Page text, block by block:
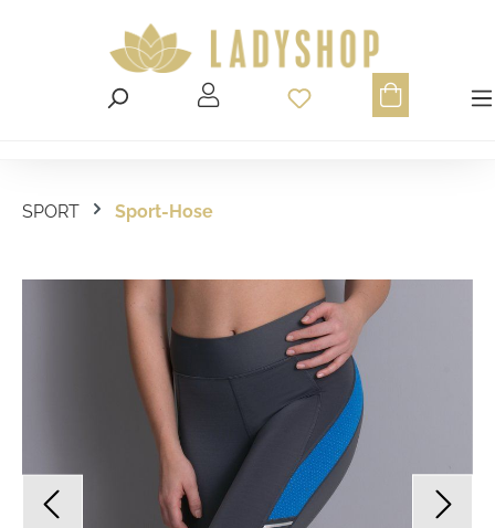
Du hast 0
SPORT Sport-Hose
Bildergalerie überspringen